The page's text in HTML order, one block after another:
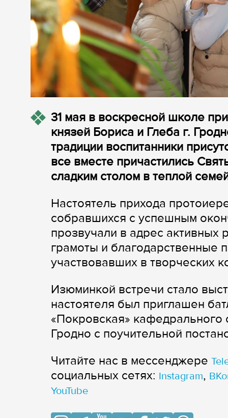
31 мая в воскресной школе
князей Бориса и Глеба г.
традиции воспитанники
все вместе причастились
сладким столом в теплой
Настоятель прихода
собравшихся с успешным
прозвучали в адрес
грамоты и благодарственные
участвовавших в творческих
Изюминкой встречи стало
настоятеля был приглашен
«Покровская»
Гродно с поучительной
Читайте нас в мессенджере
cоциальных сетях: Instagram,
YouTube